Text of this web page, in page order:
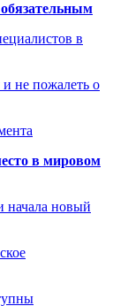
в
не пожалеть о
в мировом
начала новый